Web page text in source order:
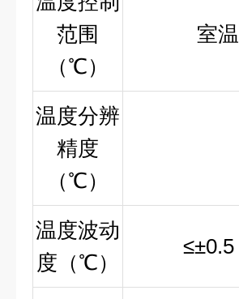
范围
（℃）
室温
温度分辨
精度
（℃）
温度波动
度（℃）
≤±0.5